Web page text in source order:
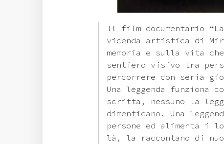
Il film documentario
vicenda artistica di
memoria e sulla vita
sentiero visivo tra
percorrere con seria
Una leggenda
scritta, nessuno la
dimenticano. Una
persone ed alimenta i
là, la raccontano di